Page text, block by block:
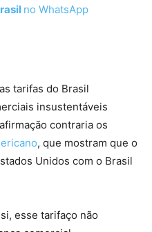
no WhatsApp
tarifas do Brasil
insustentáveis
contraria os
, que mostram que o
Unidos com o Brasil
esse tarifaço não